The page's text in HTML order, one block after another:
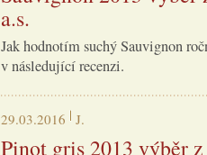
a.s.
Jak hodnotím suchý Sauvignon
v následující recenzi.
29.03.2016 J.
Pinot gris 2013 výběr